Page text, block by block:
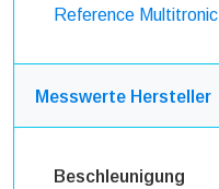
Reference Multitronic
Messwerte Hersteller
Beschleunigung